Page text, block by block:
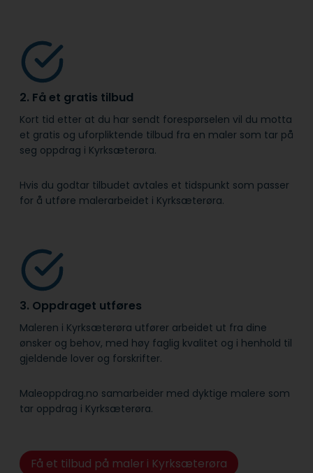
2. Få et gratis tilbud
Kort tid etter at du har sendt forespørselen vil du motta
et gratis og uforpliktende tilbud fra en maler som tar på
seg oppdrag i Kyrksæterøra.
Hvis du godtar tilbudet avtales et tidspunkt som passer
for å utføre malerarbeidet i Kyrksæterøra.
3. Oppdraget utføres
Maleren i Kyrksæterøra utfører arbeidet ut fra dine
ønsker og behov, med høy faglig kvalitet og i henhold til
gjeldende lover og forskrifter.
Maleoppdrag.no samarbeider med dyktige malere som
tar oppdrag i Kyrksæterøra.
Få et tilbud på maler i Kyrksæterøra